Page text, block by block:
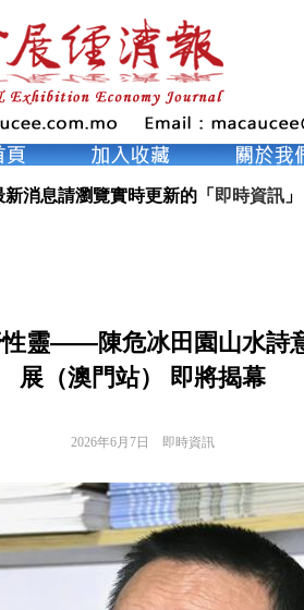
消息請瀏覽實時更新的「 即時資訊 」
性靈——陳危冰田園山水詩
展（澳門站） 即將揭幕
2026年6月7日 即時資訊